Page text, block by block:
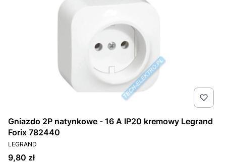
Gniazdo 2P natynkowe - 16 A IP20 kremowy Legrand
Forix 782440
PRODUCENT
LEGRAND
Cena
9,80 zł